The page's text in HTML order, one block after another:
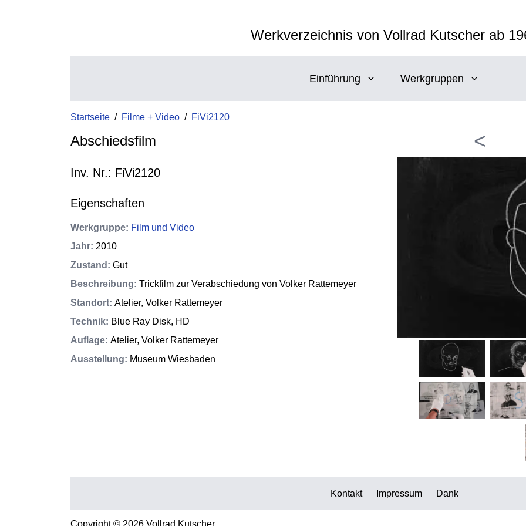
Werkverzeichnis von Vollrad Kutscher ab
Einführung Werkgruppen
Startseite / Filme + Video / FiVi2120
Abschiedsfilm
Inv. Nr.: FiVi2120
Eigenschaften
Werkgruppe: Film und Video
Jahr: 2010
Zustand : Gut
Beschreibung: Trickfilm zur Verabschiedung von Volker Rattemeyer
Standort: Atelier, Volker Rattemeyer
Technik: Blue Ray Disk, HD
Auflage: Atelier, Volker Rattemeyer
Ausstellung: Museum Wiesbaden
<
Kontakt Impressum Dank
Copyright © 2026 Vollrad Kutscher